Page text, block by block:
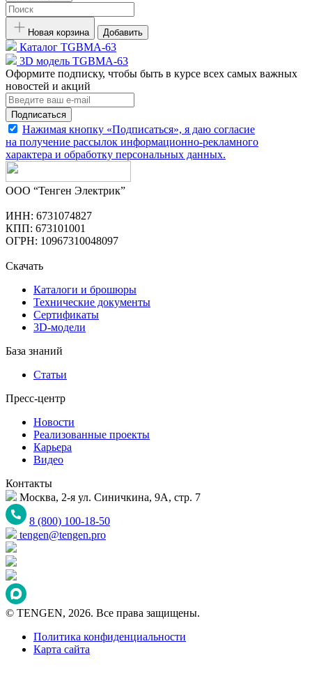
Новая корзина Добавить
Каталог TGBMA-63
3D модель TGBMA-63
Оформите подписку, чтобы быть в курсе всех самых важных
новостей и акций
Подписаться
Нажимая кнопку «Подписаться», я даю согласие
на получение рассылок информационно-рекламного
характера и обработку персональных данных.
ООО “Тенген Электрик”
ИНН: 6731074827
КПП: 673101001
ОГРН: 10967310048097
Скачать
Каталоги и брошюры
Технические документы
Сертификаты
3D-модели
База знаний
Статьи
Пресс-центр
Новости
Реализованные проекты
Карьера
Видео
Контакты
Москва, 2-я ул. Синичкина, 9А, стр. 7
8 (800) 100-18-50
tengen@tengen.pro
© TENGEN, 2026. Все права защищены.
Политика конфиденциальности
Карта сайта